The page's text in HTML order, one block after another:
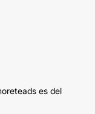
es del